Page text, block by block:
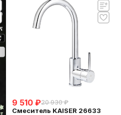
9 510 ₽20 930 ₽
Смеситель KAISER 26633